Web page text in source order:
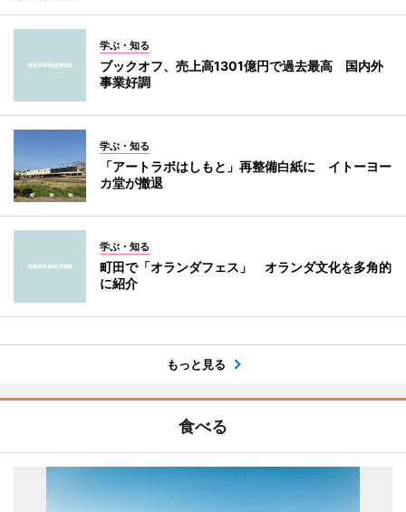
学ぶ・知る
ブックオフ、売上高1301億円で過去最高 国内外
事業好調
学ぶ・知る
「アートラボはしもと」再整備白紙に イトーヨー
カ堂が撤退
学ぶ・知る
町田で「オランダフェス」 オランダ文化を多角的
に紹介
もっと見る
食べる